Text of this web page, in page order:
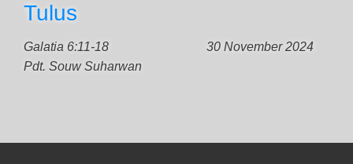
Tulus
Galatia 6:11-18
30 November 2024
Pdt. Souw Suharwan